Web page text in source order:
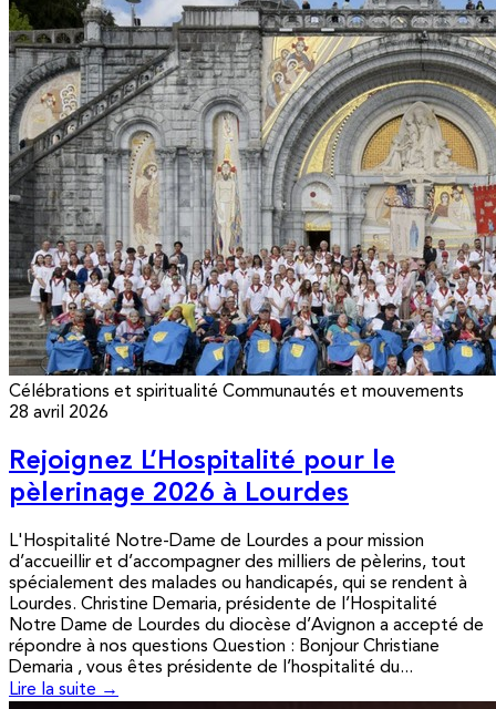
Célébrations et spiritualité Communautés et mouvements
28 avril 2026
Rejoignez L’Hospitalité pour le
pèlerinage 2026 à Lourdes
L'Hospitalité Notre-Dame de Lourdes a pour mission
d’accueillir et d’accompagner des milliers de pèlerins, tout
spécialement des malades ou handicapés, qui se rendent à
Lourdes. Christine Demaria, présidente de l’Hospitalité
Notre Dame de Lourdes du diocèse d’Avignon a accepté de
répondre à nos questions Question : Bonjour Christiane
Demaria , vous êtes présidente de l’hospitalité du...
Lire la suite →